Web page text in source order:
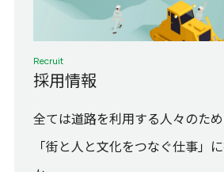
Recruit
採用情報
全ては道路を利用する人々のため
「街と人と文化をつなぐ仕事」